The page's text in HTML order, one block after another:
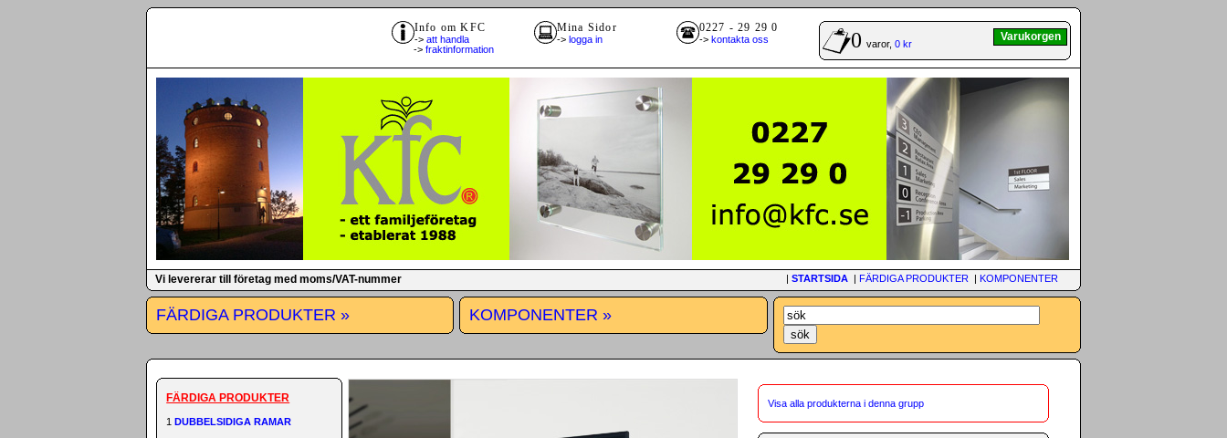
Varukorgen
0 varor,0 kr
0227 - 29 29 0
-> kontakta oss
Mina Sidor
-> logga in
Info om KFC
-> att handla
-> fraktinformation
Vi levererar till företag med moms/VAT-nummer |STARTSIDA | FÄRDIGA PRODUKTER | KOMPONENTER
FÄRDIGA PRODUKTER » KOMPONENTER »
FÄRDIGA PRODUKTER
1DUBBELSIDIGA RAMAR
Visa alla produkterna i denna grupp